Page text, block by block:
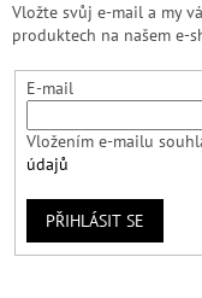
Vložte svůj e-mail a my
produktech na našem e-
E-mail
Vložením e-mailu
údajů
PŘIHLÁSIT SE